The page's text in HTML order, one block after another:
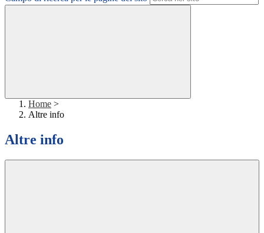
Home >
Altre info
Altre info